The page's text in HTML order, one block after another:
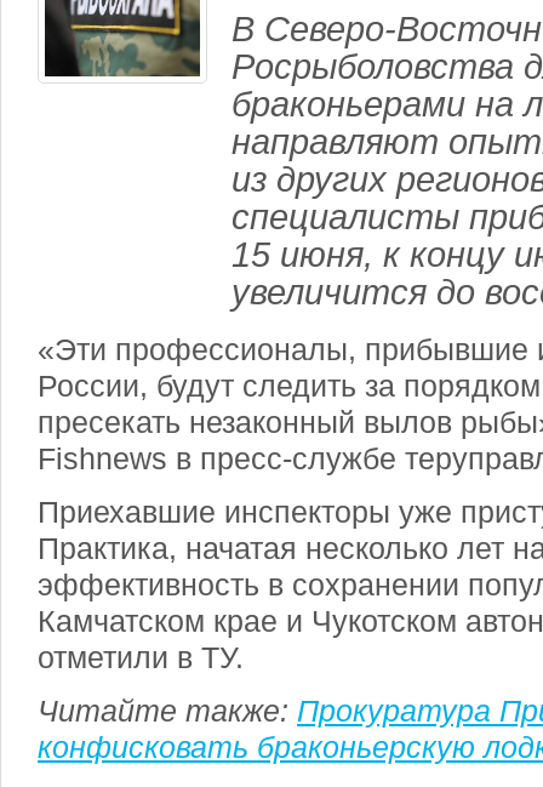
В Северо-
Росрыболовства
браконьерами на
направляют
из других
специалисты
15 июня, к концу
увеличится до
«Эти профессионалы, прибывшие
России, будут следить за
пресекать незаконный вылов
Fishnews в пресс-службе
Приехавшие инспекторы уже
Практика, начатая несколько лет
эффективность в сохранении
Камчатском крае и Чукотском
отметили в ТУ.
Читайте также: Прокуратура
конфисковать браконьерскую